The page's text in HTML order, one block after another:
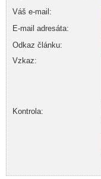
Váš e-mail:
E-mail adresáta:
Odkaz článku:
Vzkaz:
Kontrola: